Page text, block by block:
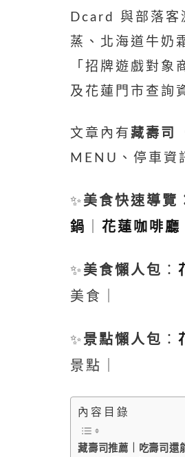
Dcard 與部落客
蒸、北海道牛奶
「招牌遊戲對
及花蓮門市查詢
文章內有 藏壽司
MENU、停車資
✨ 美食快速導覽
鍋
花蓮咖啡廳
✨ 美食懶人包 ：
美食｜
✨ 景點懶人包 ：
景點｜
內容目錄
藏壽司推薦｜吃壽司還